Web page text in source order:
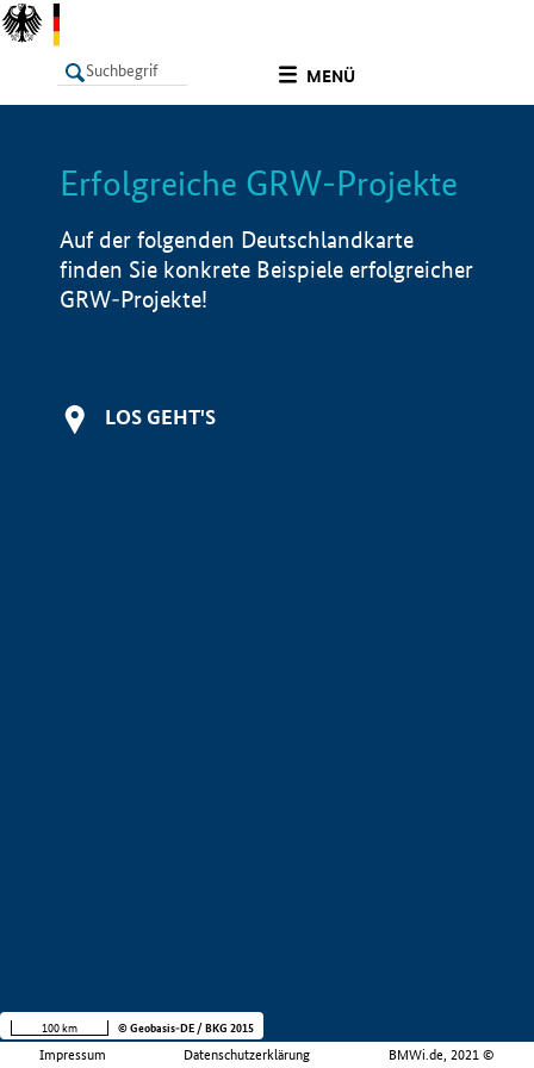
MENÜ
LISTE Info
Erfolgreiche GRW-Projekte
Auf der folgenden Deutschlandkarte
finden Sie konkrete Beispiele erfolgreicher
GRW-Projekte!
LOS GEHT'S
Impressum Datenschutzerklärung BMWi.de, 2021 ©
100 km © Geobasis-DE / BKG 2015